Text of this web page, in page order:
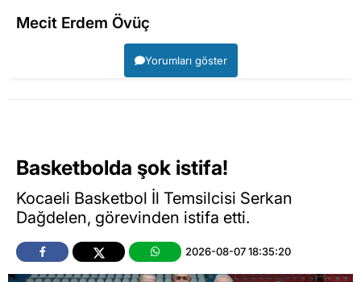
Mecit Erdem Övüç
Yorumları göster
Basketbolda şok istifa!
Kocaeli Basketbol İl Temsilcisi Serkan
Dağdelen, görevinden istifa etti.
2026-08-07 18:35:20